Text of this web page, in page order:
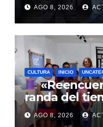
Querétaro y
AGO 8, 2026
CULTURA INICIO
randa del
tradición
la historia de
AGO 8, 2026